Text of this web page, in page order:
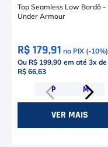
Top Seamless Low Bordô -
Under Armour
R$ 179,91 no PIX (-10%)
Ou R$ 199,90 em até 3x de
R$ 66,63
P M
VER MAIS